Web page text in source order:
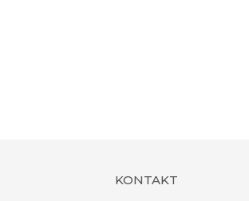
KONTAKT